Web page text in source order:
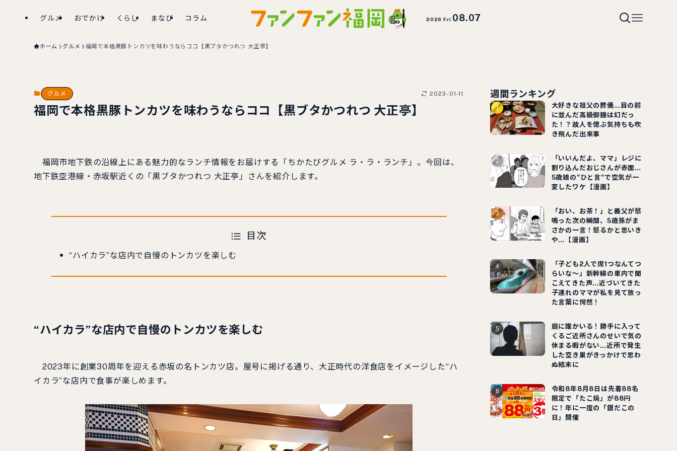
グルメ おでかけ くらし まなび コラム 2026 Fri 08.07
ホーム グルメ 福岡で本格黒豚トンカツを味わうならココ【黒ブタかつれつ 大正亭】
グルメ 2023-01-11
福岡で本格黒豚トンカツを味わうならココ【黒ブタかつれつ 大正亭】
福岡市地下鉄の沿線上にある魅力的なランチ情報をお届けする「ちかたびグルメ ラ・ラ・ランチ」。今回は、
地下鉄空港線・赤坂駅近くの「黒ブタかつれつ 大正亭」さんを紹介します。
目次
“ハイカラ”な店内で自慢のトンカツを楽しむ
“ハイカラ”な店内で自慢のトンカツを楽しむ
2023年に創業30周年を迎える赤坂の名トンカツ店。屋号に掲げる通り、大正時代の洋食店をイメージした“ハ
イカラ”な店内で食事が楽しめます。
週間ランキング
大好きな祖父の葬儀…目の前
に並んだ高級御膳は幻だっ
た！？故人を偲ぶ気持ちも吹
き飛んだ出来事
「いいんだよ、ママ」レジに
割り込んだおじさんが赤面…
5歳娘の"ひと言"で空気が一
変したワケ【漫画】
「おい、お茶！」と義父が怒
鳴った次の瞬間、5歳孫がま
さかの一言！怒るかと思いき
や…【漫画】
「子ども2人で席1つなんてつ
らいな～」新幹線の車内で聞
こえてきた声…近づいてきた
子連れのママが私を見て放っ
た言葉に愕然！
庭に誰かいる！勝手に入って
くるご近所さんのせいで気の
休まる暇がない…近所で発生
した空き巣がきっかけで思わ
ぬ結末に
令和8年8月8日は先着88名
限定で「たこ焼」が88円
に！年に一度の「銀だこの
日」開催